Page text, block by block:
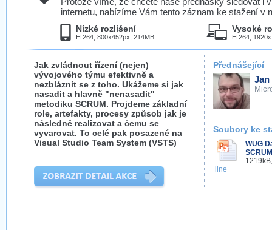
internetu, nabízíme Vám tento záznam ke stažení v
Nízké rozlišení
H.264, 800x452px, 214MB
Vysoké
H.264,
Jak zvládnout řízení (nejen)
vývojového týmu efektivně a
nezbláznit se z toho. Ukážeme si jak
nasadit a hlavně "nenasadit"
metodiku SCRUM. Projdeme základní
role, artefakty, procesy způsob jak je
následně realizovat a čemu se
vyvarovat. To celé pak posazené na
Visual Studio Team System (VSTS)
Přednášející
Jan
Soubory ke
WUG
line